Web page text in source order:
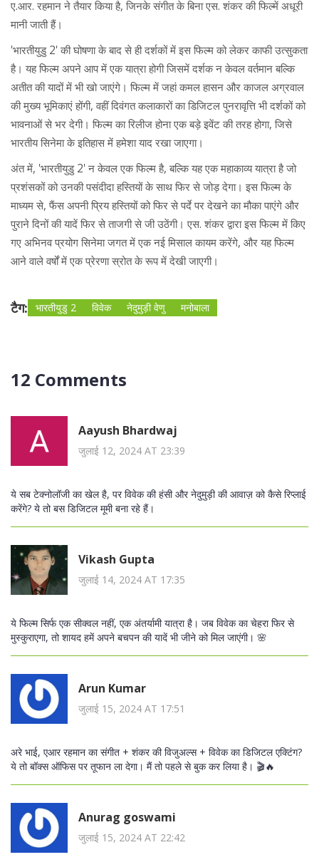
ए.आर. रहमान ने तैयार किया है, जिनके संगीत के बिना एस. शंकर की फिल्में अधूरी
मानी जाती हैं।
'भारतीयुडु 2' की घोषणा के बाद से ही दर्शकों में इस फिल्म को लेकर काफी उत्सुकता
है। यह फिल्म अपने आप में एक यात्रा होगी जिसमें दर्शक न केवल वर्तमान बल्कि
अतीत की यादों में भी खो जाएंगे। फिल्म में जहां कमल हासन और काजल अग्रवाल
की मुख्य भूमिकाएं होंगी, वहीं दिवंगत कलाकारों का डिजिटल पुनरावृत्ति भी दर्शकों को
भावनाओं से भर देगी। फिल्म का रिलीज होना एक बड़े इवेंट की तरह होगा, जिसे
भारतीय सिनेमा के इतिहास में हमेशा याद रखा जाएगा।
अंत में, 'भारतीयुडु 2' न केवल एक फिल्म है, बल्कि यह एक महाकाव्य यात्रा है जो
प्रशंसकों को उनकी पसंदीदा हस्तियों के साथ फिर से जोड़ देगा। इस फिल्म के
माध्यम से, फैंस अपनी प्रिय हस्तियों को फिर से पर्दे पर देखने का मौका पाएंगे और
पुराने दिनों की यादें फिर से ताजगी से जी उठेंगी। एस. शंकर द्वारा इस फिल्म में किए
गए अभिनव प्रयोग सिनेमा जगत में एक नई मिसाल कायम करेंगे, और यह फिल्म
आने वाले वर्षों में एक प्रेरणा स्रोत के रूप में देखी जाएगी।
टैग: भारतीयुडु 2 विवेक नेदुमुड़ी वेणु मनोबाला
12 Comments
Aayush Bhardwaj
जुलाई 12, 2024 AT 23:39
ये सब टेक्नोलॉजी का खेल है, पर विवेक की हंसी और नेदुमुड़ी की आवाज़ को कैसे रिप्लाई
करेंगे? ये तो बस डिजिटल मूमी बना रहे हैं।
Vikash Gupta
जुलाई 14, 2024 AT 17:35
ये फिल्म सिर्फ एक सीक्वल नहीं, एक अंतर्यामी यात्रा है। जब विवेक का चेहरा फिर से
मुस्कुराएगा, तो शायद हमें अपने बचपन की यादें भी जीने को मिल जाएंगी। 🌸
Arun Kumar
जुलाई 15, 2024 AT 17:51
अरे भाई, एआर रहमान का संगीत + शंकर की विजुअल्स + विवेक का डिजिटल एक्टिंग?
ये तो बॉक्स ऑफिस पर तूफान ला देगा। मैं तो पहले से बुक कर लिया है। 🎬🔥
Anurag goswami
जुलाई 15, 2024 AT 22:42